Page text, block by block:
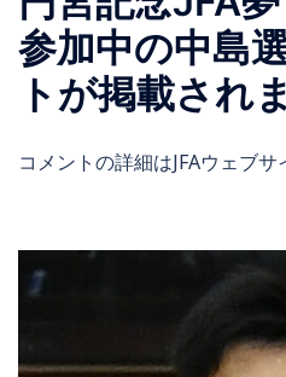
参加中の中島
トが掲載され
コメントの詳細はJFAウェブ